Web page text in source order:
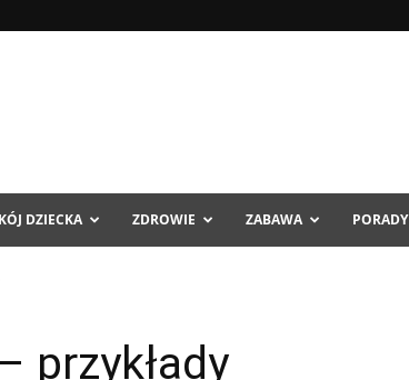
DZIECKA ZDROWIE ZABAWA PORADY
przykłady